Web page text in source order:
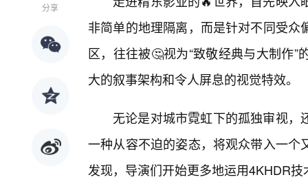
分享
非简单的地理隔离，而是针对不同受
区，往往被🤔视为“致敬经典与大制作
大的叙事架构和令人屏息的视觉特效。
无论是对城市霓虹下的孤独审视
一种从容不迫的姿态，将观众带入一
发现，导演们开始更多地运用4KHDR